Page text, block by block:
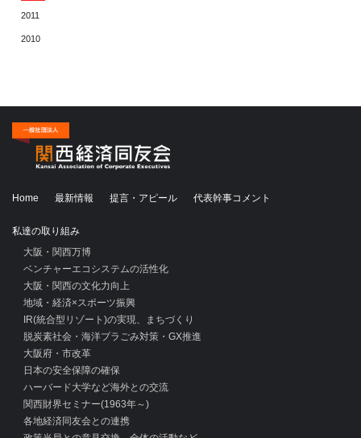
2011
2010
Home 最新情報 提言・アピール 代表幹事コメント
私達の取り組み
大阪・関西万博
ベンチャーエコシステムの活性化
大阪・関西の文化力向上
地域・経済×スポーツ振興
IR(統合型リゾート)の実現、まちづくり
脱炭素社会・海洋プラごみ対策・GX推進
大阪府・市改革
日本の安全保障の確保
ハーバード大学など海外との交流
関西財界セミナー(1963年～)
各地経済同友会との連携